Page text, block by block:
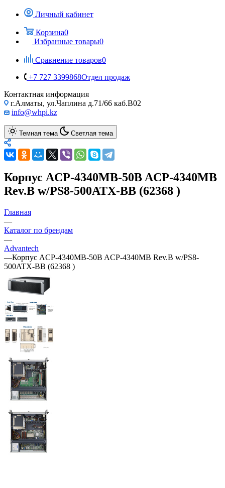
Личный кабинет
Корзина0
Избранные товары0
Сравнение товаров0
+7 727 3399868Отдел продаж
Контактная информация
г.Алматы, ул.Чаплина д.71/66 каб.B02
info@whpi.kz
Темная тема Светлая тема
Корпус ACP-4340MB-50B ACP-4340MB
Rev.B w/PS8-500ATX-BB (62368 )
Главная
—
Каталог по брендам
—
Advantech
—Корпус ACP-4340MB-50B ACP-4340MB Rev.B w/PS8-
500ATX-BB (62368 )